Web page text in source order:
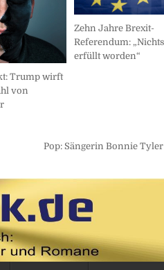
Trump wirft
von
Zehn Jahre Brexit-
Referendum:
erfüllt worden“
Pop: Sängerin Bonnie